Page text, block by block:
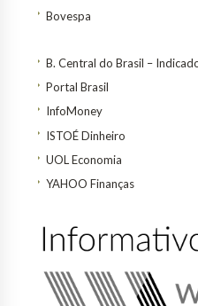
Bovespa
B. Central do Brasil –
Portal Brasil
InfoMoney
ISTOÉ Dinheiro
UOL Economia
YAHOO Finanças